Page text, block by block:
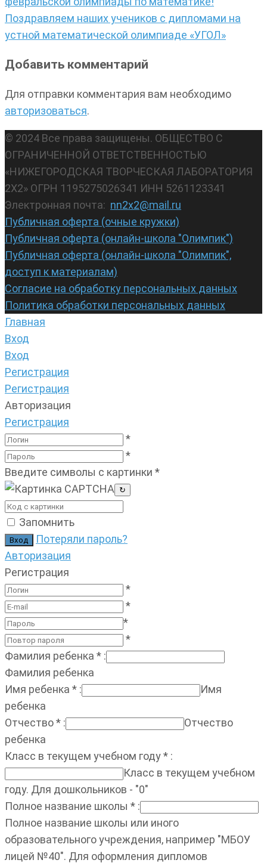
Поздравляем наших учеников с дипломами на
устной математической олимпиаде «УГОЛ»
Добавить комментарий
Для отправки комментария вам необходимо
авторизоваться.
© 2024 Все права защищены. ОБЩЕСТВО С
ОГРАНИЧЕННОЙ ОТВЕТСТВЕННОСТЬЮ
«НИЖЕГОРОДСКАЯ ТВОРЧЕСКАЯ ЛАБОРАТОРИЯ
2Х2» ОГРН 1195275026341 ИНН 5261123341
Электронная почта: nn2x2@mail.ru
Публичная оферта (очные кружки)
Публичная оферта (онлайн-школа "Олимпик")
Публичная оферта (онлайн-школа "Олимпик",
доступ к материалам)
Согласие на обработку персональных данных
Политика обработки персональных данных
Главная
Вход
Вход
Регистрация
Регистрация
Авторизация
Регистрация
*
*
Введите символы с картинки *
↻
Запомнить
Потеряли пароль?
Авторизация
Регистрация
*
*
*
*
Фамилия ребенка * :
Фамилия ребенка
Имя ребенка * :
Имя
ребенка
Отчество* :
Отчество
ребенка
Класс в текущем учебном году* :
Класс в текущем учебном
году. Для дошкольников - "0"
Полное название школы * :
Полное название школы или иного
образовательного учреждения, например "МБОУ
лицей №40". Для оформления дипломов